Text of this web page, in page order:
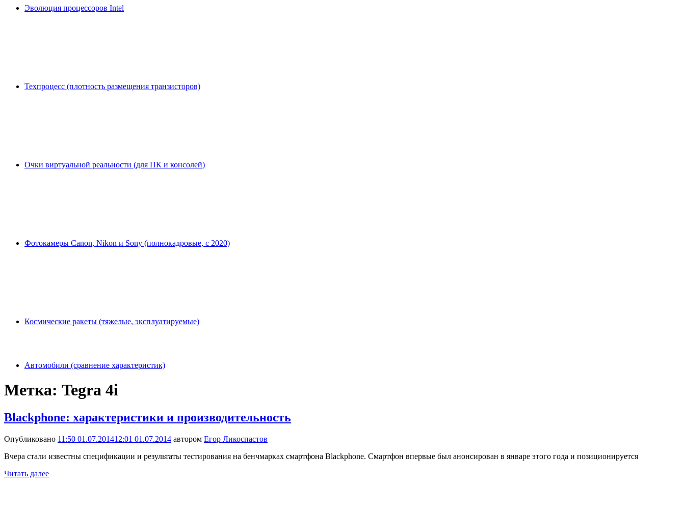
Эволюция процессоров Intel
Техпроцесс (плотность размещения транзисторов)
Очки виртуальной реальности (для ПК и консолей)
Фотокамеры Canon, Nikon и Sony (полнокадровые, с 2020)
Космические ракеты (тяжелые, эксплуатируемые)
Автомобили (сравнение характеристик)
Метка: Tegra 4i
Blackphone: характеристики и производительность
Опубликовано 11:50 01.07.201412:01 01.07.2014 автором Егор Ликоспастов
Вчера стали известны спецификации и результаты тестирования на бенчмарках смартфона Blackphone. Смартфон впервые был анонсирован в январе этого года и позиционируется
Читать далее